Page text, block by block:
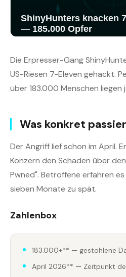
Die Erpresser-Gang
US-Riesen 7-Eleven gehackt.
über 183.000 Menschen liegen
Was konkret
Der Angriff lief schon im April.
Konzern den Schaden über
Pwned". Betroffene erfahren
sieben Monate zu spät.
Zahlenbox
183.000+** — gestohlene
April 2026** — Zeitpunkt